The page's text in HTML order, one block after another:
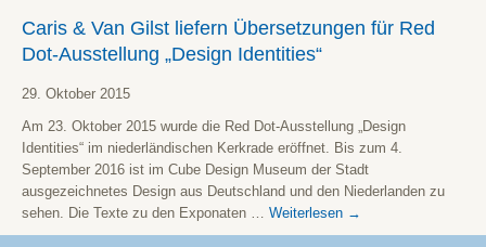
Caris & Van Gilst liefern Übersetzungen für Red
Dot-Ausstellung „Design Identities“
29. Oktober 2015
Am 23. Oktober 2015 wurde die Red Dot-Ausstellung „Design
Identities“ im niederländischen Kerkrade eröffnet. Bis zum 4.
September 2016 ist im Cube Design Museum der Stadt
ausgezeichnetes Design aus Deutschland und den Niederlanden zu
sehen. Die Texte zu den Exponaten … Weiterlesen →